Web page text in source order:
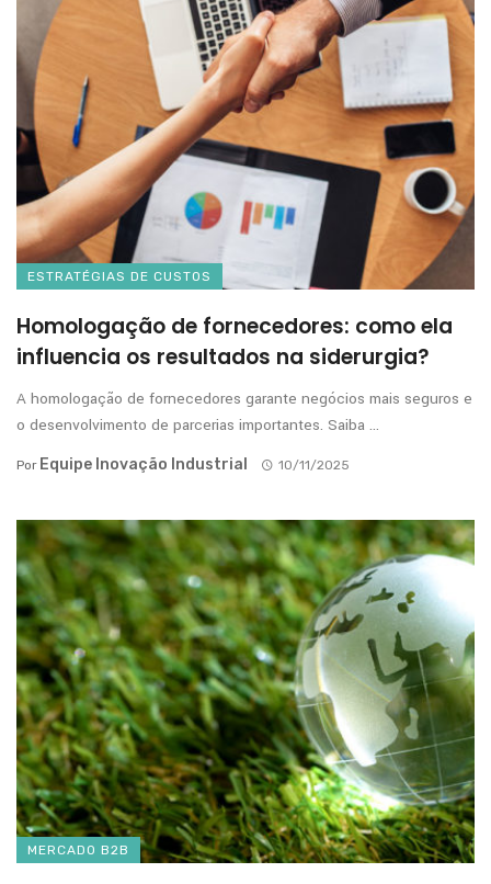
ESTRATÉGIAS DE CUSTOS
Homologação de fornecedores: como ela
influencia os resultados na siderurgia?
A homologação de fornecedores garante negócios mais seguros e
o desenvolvimento de parcerias importantes. Saiba ...
Por Equipe Inovação Industrial 10/11/2025
MERCADO B2B